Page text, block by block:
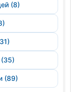
(8)
(89)